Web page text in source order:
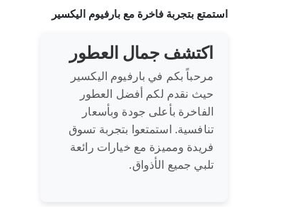
استمتع بتجربة فاخرة مع بارفيوم اليكسير
اكتشف جمال العطور
مرحباً بكم في بارفيوم اليكسير
حيث نقدم لكم أفضل العطور
الفاخرة بأعلى جودة وبأسعار
تنافسية. استمتعوا بتجربة تسوق
فريدة ومميزة مع خيارات رائعة
تلبي جميع الأذواق.